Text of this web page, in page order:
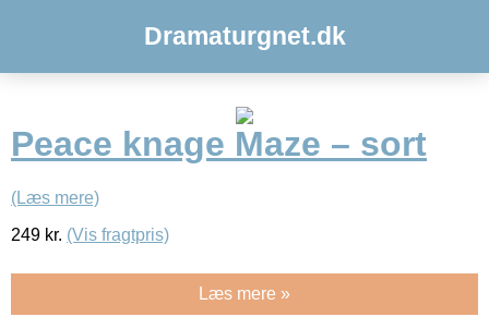
Dramaturgnet.dk
Peace knage Maze – sort
(Læs mere)
249 kr. (Vis fragtpris)
Læs mere »